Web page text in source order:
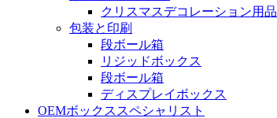
クリスマスデコレーション用品
包装と印刷
段ボール箱
リジッドボックス
段ボール箱
ディスプレイボックス
OEMボックススペシャリスト